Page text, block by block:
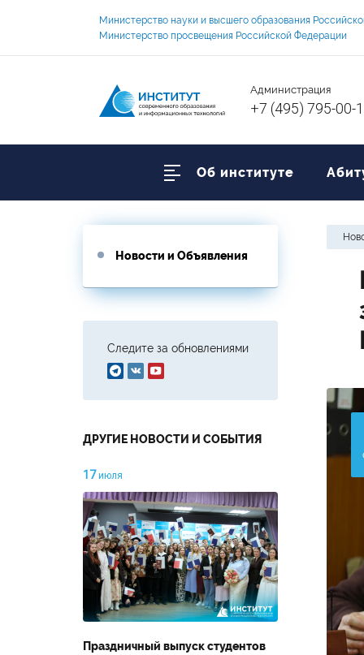
Министерство науки и высшего образования
Министерство просвещения Российской Федерации
Администрация
+7 (495) 795-00-
Об институте
Новости и Объявления
Следите за обновлениями
  
ДРУГИЕ НОВОСТИ И СОБЫТИЯ
17 июля
Праздничный выпуск студентов